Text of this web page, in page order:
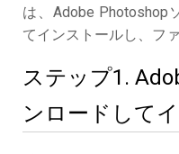
は、Adobe Photoshop
てインストールし、フ
ステップ1.
ンロードして